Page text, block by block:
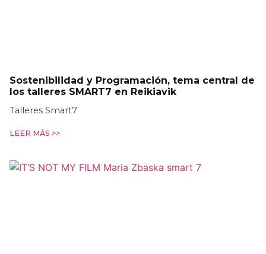
Sostenibilidad y Programación, tema central de
los talleres SMART7 en Reikiavik
Talleres Smart7
LEER MÁS >>